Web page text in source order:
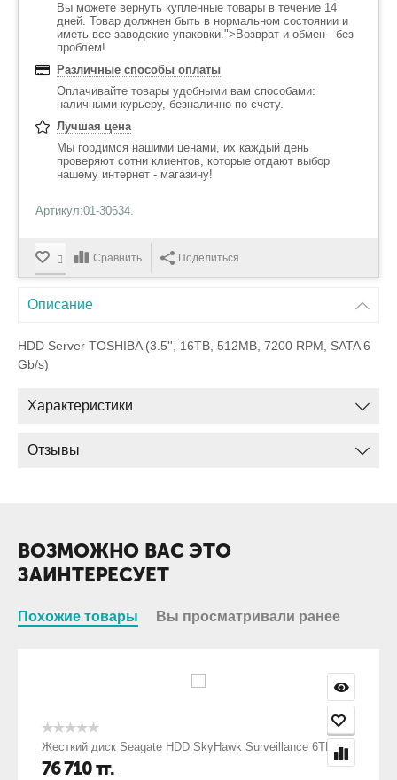
Вы можете вернуть купленные товары в течение 14
дней. Товар должнен быть в нормальном состоянии и
иметь все заводские упаковки.">Возврат и обмен - без
проблем!
Различные способы оплаты
Оплачивайте товары удобными вам способами:
наличными курьеру, безналично по счету.
Лучшая цена
Мы гордимся нашими ценами, их каждый день
проверяют сотни клиентов, которые отдают выбор
нашему интернет - магазину!
Артикул:01-30634.
Сравнить Поделиться
Описание
HDD Server TOSHIBA (3.5'', 16TB, 512MB, 7200 RPM, SATA 6
Gb/s)
Характеристики
Отзывы
ВОЗМОЖНО ВАС ЭТО
ЗАИНТЕРЕСУЕТ
Похожие товары Вы просматривали ранее
Жесткий диск Seagate HDD SkyHawk Surveillance 6TB
76 710тг.